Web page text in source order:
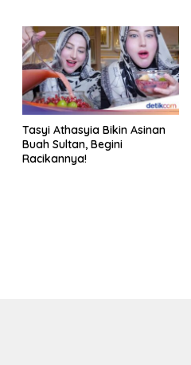
Tasyi Athasyia Bikin Asinan
Buah Sultan, Begini
Racikannya!